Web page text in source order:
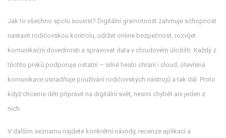
Jak to všechno spolu souvisí? Digitální gramotnost zahrnuje schopnost
nastavit rodičovskou kontrolu, udržet online bezpečnost, rozvíjet
komunikační dovednosti a spravovat data v cloudovém úložišti. Každý z
těchto prvků podporuje ostatní – silné heslo chrání i cloud, otevřená
komunikace usnadňuje používání rodičovských nástrojů a tak dál. Proto
když chceme děti připravit na digitální svět, nesmí chybět ani jeden z
nich.
V dalším seznamu najdete konkrétní návody, recenze aplikací a